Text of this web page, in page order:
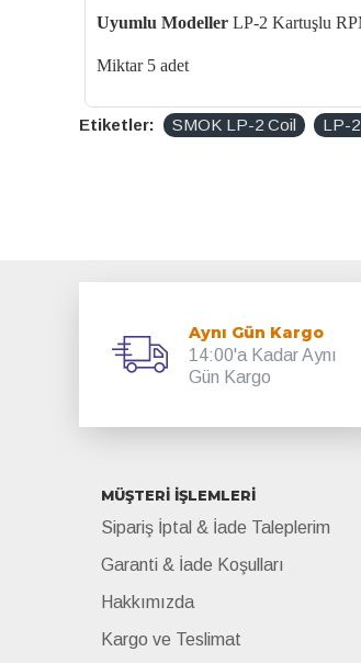
Uyumlu Modeller LP-2 Kartuşlu
Miktar 5 adet
Etiketler: SMOK LP-2 Coil LP-
Aynı Gün Kargo
14:00'a Kadar Aynı
Gün Kargo
MÜŞTERİ İŞLEMLERİ
Sipariş İptal & İade Taleplerim
Garanti & İade Koşulları
Hakkımızda
Kargo ve Teslimat